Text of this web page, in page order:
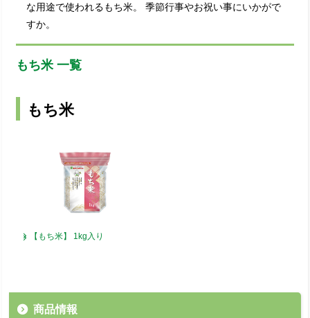
な用途で使われるもち米。
季節行事やお祝い事にいかがで
すか。
もち米 一覧
もち米
【もち米】 1kg入り
商品情報